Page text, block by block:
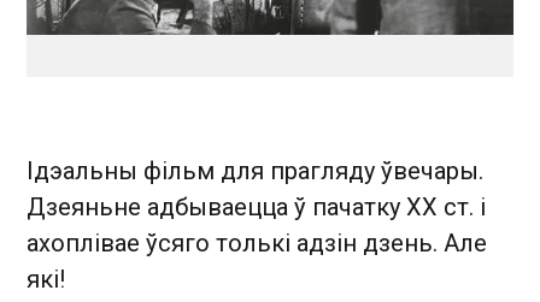
Ідэальны фільм для прагляду ўвечары.
Дзеяньне адбываецца ў пачатку ХХ ст. і
ахоплівае ўсяго толькі адзін дзень. Але
які!